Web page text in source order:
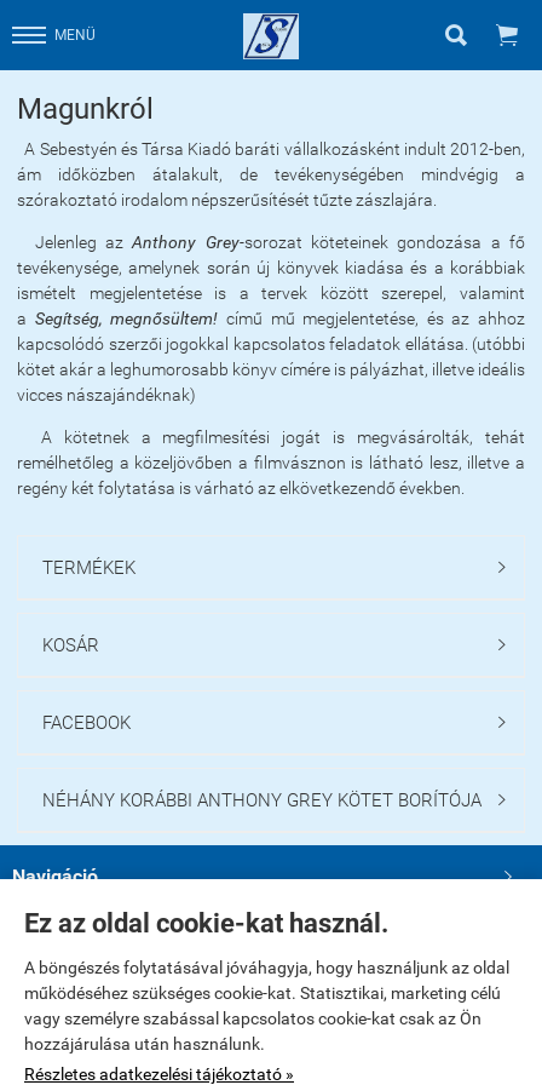
Ez az oldal cookie-kat használ.
A böngészés folytatásával jóváhagyja, hogy használjunk az oldal
működéséhez szükséges cookie-kat. Statisztikai, marketing célú
vagy személyre szabással kapcsolatos cookie-kat csak az Ön
hozzájárulása után használunk.
Részletes adatkezelési tájékoztató »
MENÜ  
Magunkról
A Sebestyén és Társa Kiadó baráti vállalkozásként indult 2012-ben,
ám időközben átalakult, de tevékenységében mindvégig a
szórakoztató irodalom népszerűsítését tűzte zászlajára.
Jelenleg azAnthony Grey-sorozat köteteinek gondozása a fő
tevékenysége, amelynek során új könyvek kiadása és a korábbiak
ismételt megjelentetése is a tervek között szerepel, valamint
a Segítség, megnősültem! című mű megjelentetése, és az ahhoz
kapcsolódó szerzői jogokkal kapcsolatos feladatok ellátása. (utóbbi
kötet akár a leghumorosabb könyv címére is pályázhat, illetve ideális
vicces nászajándéknak)
A kötetnek a megfilmesítési jogát is megvásárolták, tehát
remélhetőleg a közeljövőben a filmvásznon is látható lesz, illetve a
regény két folytatása is várható az elkövetkezendő években.
TERMÉKEK 
KOSÁR 
FACEBOOK 
NÉHÁNY KORÁBBI ANTHONY GREY KÖTET BORÍTÓJA 
Navigáció 
Saját fiók
Bemutatkozás
Elérhetőségek